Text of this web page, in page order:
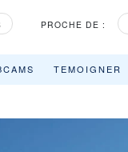
PROCHE DE :
TEMOIGNER